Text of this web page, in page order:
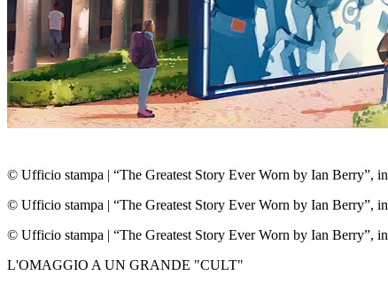
© Ufficio stampa | “The Greatest Story Ever Worn by Ian Berry”,
© Ufficio stampa | “The Greatest Story Ever Worn by Ian Berry”,
© Ufficio stampa | “The Greatest Story Ever Worn by Ian Berry”,
L'OMAGGIO A UN GRANDE "CULT"